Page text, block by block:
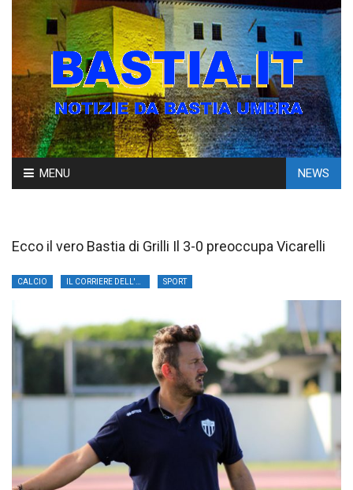
Skip
to
MENU NEWS
Ecco il vero Bastia di Grilli Il 3-0 preoccupa Vicarelli
CALCIO SPORT